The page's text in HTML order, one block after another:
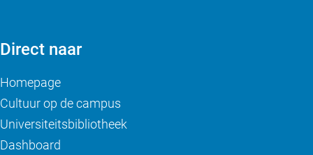
Direct naar
Homepage
Cultuur op de campus
Universiteitsbibliotheek
Dashboard